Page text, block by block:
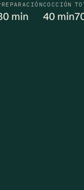
min
COCCIÓN
40 min